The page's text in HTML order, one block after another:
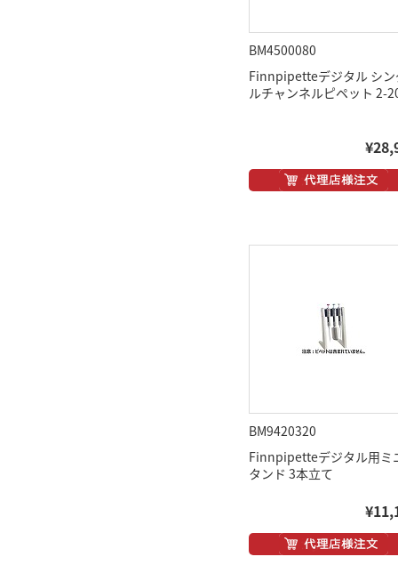
BM4500080
Finnpipetteデジタル シン
ルチャンネルピペット 2-
BM9420320
Finnpipetteデジタル用ミ
タンド 3本立て